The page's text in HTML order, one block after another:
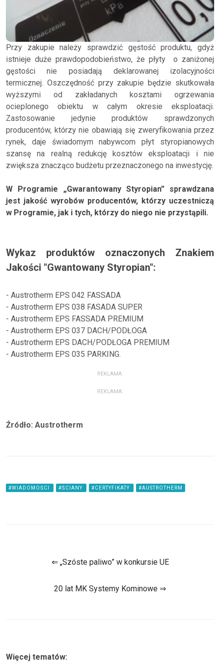
Przy zakupie należy sprawdzić gęstość produktu, gdyż
istnieje duże prawdopodobieństwo, że płyty o zaniżonej
gęstości nie posiadają deklarowanej izolacyjności
termicznej. Oszczędność przy zakupie będzie skutkowała
wyższymi od zakładanych kosztami ogrzewania
ocieplonego obiektu w całym okresie eksploatacji.
Zastosowanie jedynie produktów sprawdzonych
producentów, którzy nie obawiają się zweryfikowania przez
rynek, daje świadomym nabywcom płyt styropianowych
szansę na realną redukcję kosztów eksploatacji i nie
zwiększa znacząco budżetu przeznaczonego na inwestycję.
W Programie „Gwarantowany Styropian” sprawdzana
jest jakość wyrobów producentów, którzy uczestniczą
w Programie, jak i tych, którzy do niego nie przystąpili.
Wykaz produktów oznaczonych Znakiem
Jakości "Gwantowany Styropian":
- Austrotherm EPS 042 FASSADA
- Austrotherm EPS 038 FASADA SUPER
- Austrotherm EPS FASSADA PREMIUM
- Austrotherm EPS 037 DACH/PODŁOGA
- Austrotherm EPS DACH/PODŁOGA PREMIUM
- Austrotherm EPS 035 PARKING.
REKLAMA:
REKLAMA:
Źródło: Austrotherm
#WIADOMOŚCI #ŚCIANY #CERTYFIKATY #AUSTROTHERM
⇐ „Szóste paliwo” w konkursie UE
20 lat MK Systemy Kominowe ⇒
Więcej tematów: